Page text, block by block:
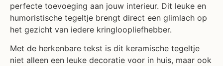
perfecte toevoeging aan jouw interieur. Dit leuke en
humoristische tegeltje brengt direct een glimlach op
het gezicht van iedere kringloopliefhebber.
Met de herkenbare tekst is dit keramische tegeltje
niet alleen een leuke decoratie voor in huis, maar ook